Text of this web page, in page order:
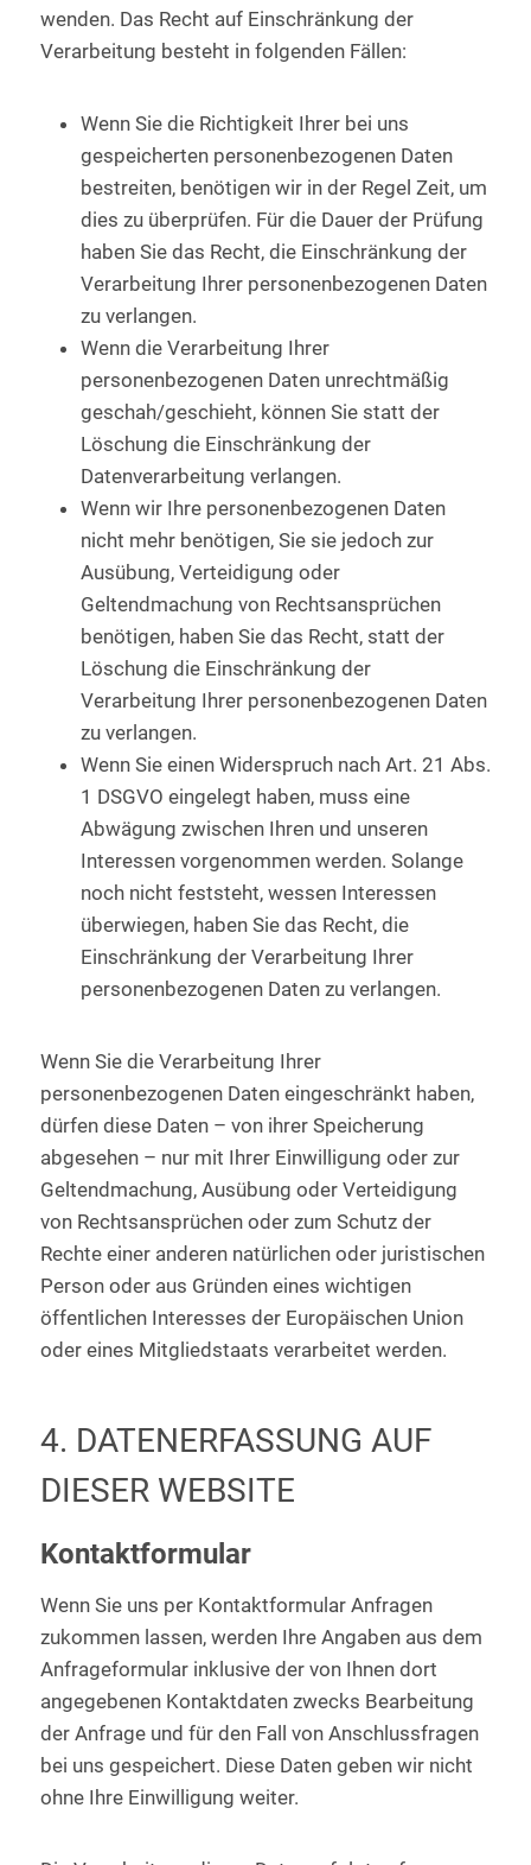
wenden. Das Recht auf Einschränkung der
Verarbeitung besteht in folgenden Fällen:
Wenn Sie die Richtigkeit Ihrer bei uns
gespeicherten personenbezogenen Daten
bestreiten, benötigen wir in der Regel Zeit, um
dies zu überprüfen. Für die Dauer der Prüfung
haben Sie das Recht, die Einschränkung der
Verarbeitung Ihrer personenbezogenen Daten
zu verlangen.
Wenn die Verarbeitung Ihrer
personenbezogenen Daten unrechtmäßig
geschah/geschieht, können Sie statt der
Löschung die Einschränkung der
Datenverarbeitung verlangen.
Wenn wir Ihre personenbezogenen Daten
nicht mehr benötigen, Sie sie jedoch zur
Ausübung, Verteidigung oder
Geltendmachung von Rechtsansprüchen
benötigen, haben Sie das Recht, statt der
Löschung die Einschränkung der
Verarbeitung Ihrer personenbezogenen Daten
zu verlangen.
Wenn Sie einen Widerspruch nach Art. 21 Abs.
1 DSGVO eingelegt haben, muss eine
Abwägung zwischen Ihren und unseren
Interessen vorgenommen werden. Solange
noch nicht feststeht, wessen Interessen
überwiegen, haben Sie das Recht, die
Einschränkung der Verarbeitung Ihrer
personenbezogenen Daten zu verlangen.
Wenn Sie die Verarbeitung Ihrer
personenbezogenen Daten eingeschränkt haben,
dürfen diese Daten – von ihrer Speicherung
abgesehen – nur mit Ihrer Einwilligung oder zur
Geltendmachung, Ausübung oder Verteidigung
von Rechtsansprüchen oder zum Schutz der
Rechte einer anderen natürlichen oder juristischen
Person oder aus Gründen eines wichtigen
öffentlichen Interesses der Europäischen Union
oder eines Mitgliedstaats verarbeitet werden.
4. DATENERFASSUNG AUF
DIESER WEBSITE
Kontaktformular
Wenn Sie uns per Kontaktformular Anfragen
zukommen lassen, werden Ihre Angaben aus dem
Anfrageformular inklusive der von Ihnen dort
angegebenen Kontaktdaten zwecks Bearbeitung
der Anfrage und für den Fall von Anschlussfragen
bei uns gespeichert. Diese Daten geben wir nicht
ohne Ihre Einwilligung weiter.